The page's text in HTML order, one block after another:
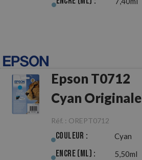
Epson T0712
Cyan Originale
Réf. : OREPT0712
Couleur : Cyan
Encre (ml) : 5,50ml